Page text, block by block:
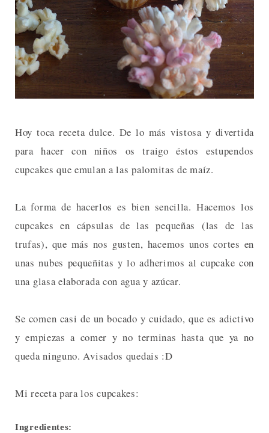
Hoy toca receta dulce. De lo más vistosa y divertida
para hacer con niños os traigo éstos estupendos
cupcakes que emulan a las palomitas de maíz.
La forma de hacerlos es bien sencilla. Hacemos los
cupcakes en cápsulas de las pequeñas (las de las
trufas), que más nos gusten, hacemos unos cortes en
unas nubes pequeñitas y lo adherimos al cupcake con
una glasa elaborada con agua y azúcar.
Se comen casi de un bocado y cuidado, que es adictivo
y empiezas a comer y no terminas hasta que ya no
queda ninguno. Avisados quedais :D
Mi receta para los cupcakes:
Ingredientes: